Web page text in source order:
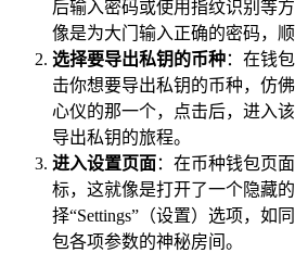
后输入密码或使用指纹识别等
像是为大门输入正确的密码，
选择要导出私钥的币种：在钱
击你想要导出私钥的币种，仿
心仪的那一个，点击后，进入
导出私钥的旅程。
进入设置页面：在币种钱包页
标，这就像是打开了一个隐藏
择“Settings”（设置）选项，如
包各项参数的神秘房间。